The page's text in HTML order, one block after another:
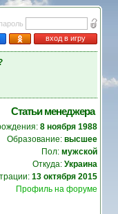
пароль
вход в игру
Статьи менеджера
8 ноября 1988
Образование: высшее
Пол: мужской
Откуда: Украина
13 октября 2015
Профиль на форуме